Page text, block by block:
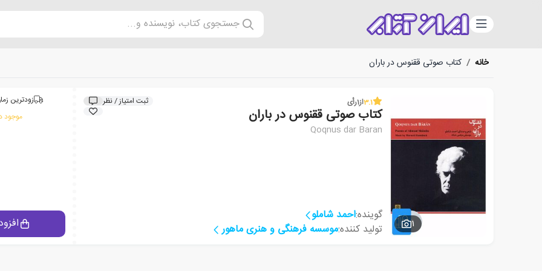
دسته‌بندی جستجوی کتاب، نویسنده و...
خانه / کتاب صوتی ققنوس در باران
1
3.1از1رأی ثبت امتیاز / نظر
کتاب صوتی ققنوس در باران
Qoqnus dar Baran
گوینده:احمد شاملو
تولید کننده:موسسه فرهنگی و هنری ماهور
زودترین
موجود